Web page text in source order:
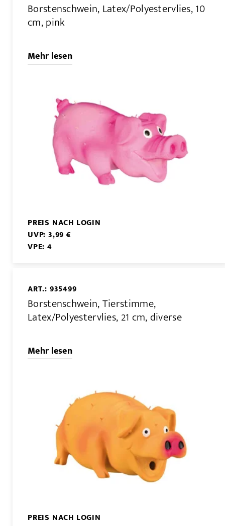
Borstenschwein, Latex/Polyestervlies, 10
cm, pink
Mehr lesen
PREIS NACH LOGIN
UVP: 3,99 €
VPE: 4
ART.: 935499
Borstenschwein, Tierstimme,
Latex/Polyestervlies, 21 cm, diverse
Mehr lesen
PREIS NACH LOGIN